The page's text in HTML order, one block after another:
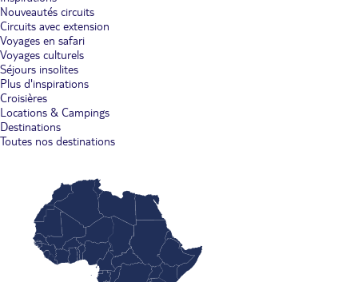
Nouveautés circuits
Circuits avec extension
Voyages en safari
Voyages culturels
Séjours insolites
Plus d'inspirations
Croisières
Locations & Campings
Destinations
Toutes nos destinations